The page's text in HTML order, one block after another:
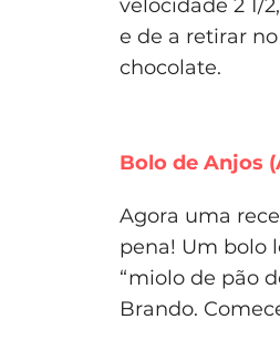
velocidade 2 1/
e de a retirar
chocolate.
Bolo de Anjos
Agora uma
pena! Um bolo
“miolo de pão
Brando.